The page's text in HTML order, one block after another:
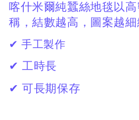
喀什米爾純蠶絲地毯以
稱，結數越高，圖案越細
✔ 手工製作
✔ 工時長
✔ 可長期保存